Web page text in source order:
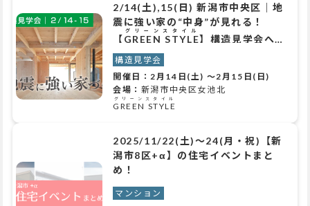
2/14(土),15(日) 新潟市中央区｜地
震に強い家の“中身”が見れる！
【GREEN STYLE
グリーンスタイル
】構造見学会へ行
こう！
構造見学会
開催日： 2月14日(土) ～2月15日(日)
会場： 新潟市中央区女池北
GREEN STYLE
グリーンスタイル
2025/11/22(土)～24(月・祝)【新
潟市8区+α】の住宅イベントまと
め！
マンション